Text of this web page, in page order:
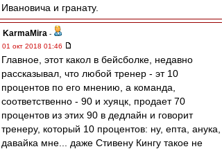
Ивановича и гранату.
KarmaMira -
01 окт 2018 01:46
Главное, этот какол в бейсболке, недавно
рассказывал, что любой тренер - эт 10
процентов по его мнению, а команда,
соответственно - 90 и хуяцк, продает 70
процентов из этих 90 в дедлайн и говорит
тренеру, который 10 процентов: ну, епта, анука,
давайка мне... даже Стивену Кингу такое не